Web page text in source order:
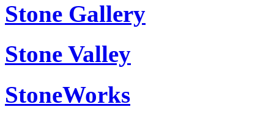
Stone Gallery
Stone Valley
StoneWorks